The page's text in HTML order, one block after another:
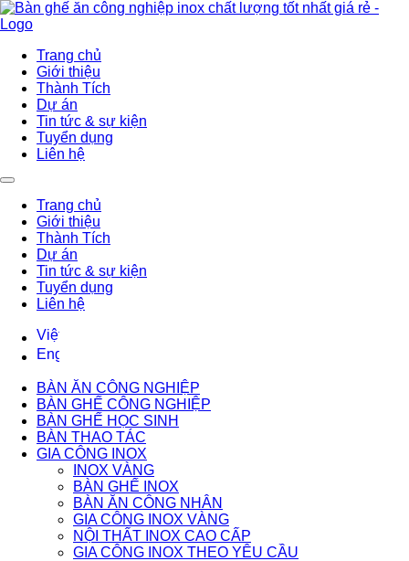
Trang chủ
Giới thiệu
Thành Tích
Dự án
Tin tức & sự kiện
Tuyển dụng
Liên hệ
Trang chủ
Giới thiệu
Thành Tích
Dự án
Tin tức & sự kiện
Tuyển dụng
Liên hệ
BÀN ĂN CÔNG NGHIỆP
BÀN GHẾ CÔNG NGHIỆP
BÀN GHẾ HỌC SINH
BÀN THAO TÁC
GIA CÔNG INOX
INOX VÀNG
BÀN GHẾ INOX
BÀN ĂN CÔNG NHÂN
GIA CÔNG INOX VÀNG
NỘI THẤT INOX CAO CẤP
GIA CÔNG INOX THEO YÊU CẦU